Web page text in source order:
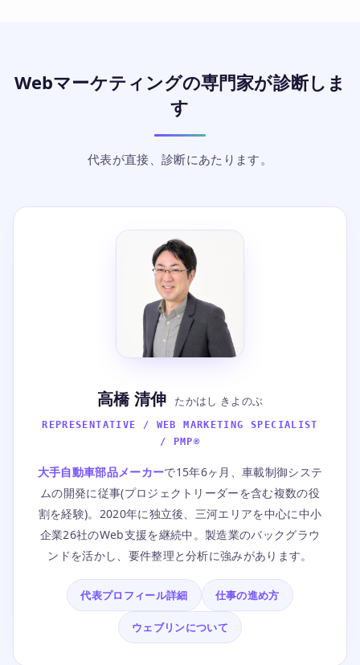
Webマーケティングの専門家が診断しま
す
代表が直接、診断にあたります。
高橋 清伸 たかはし きよのぶ
REPRESENTATIVE / WEB MARKETING SPECIALIST
/ PMP®
大手自動車部品メーカーで15年6ヶ月、車載制御システ
ムの開発に従事(プロジェクトリーダーを含む複数の役
割を経験)。2020年に独立後、三河エリアを中心に中小
企業26社のWeb支援を継続中。製造業のバックグラウ
ンドを活かし、要件整理と分析に強みがあります。
代表プロフィール詳細 仕事の進め方
ウェブリンについて